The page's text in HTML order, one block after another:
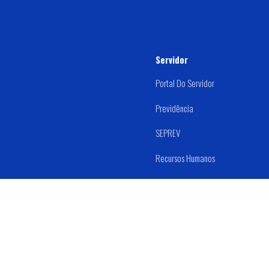
Servidor
Portal Do Servidor
Previdência
SEPREV
Recursos Humanos
Estágio